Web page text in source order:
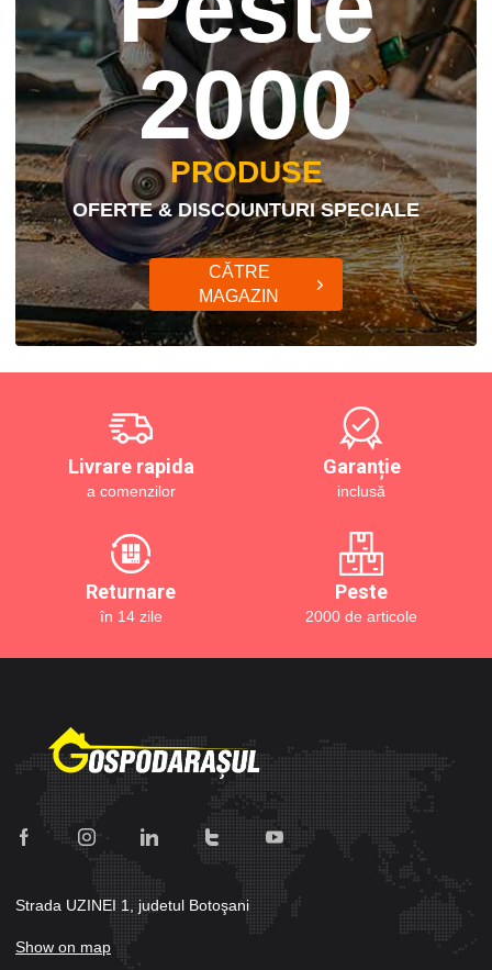
2000
PRODUSE
OFERTE & DISCOUNTURI SPECIALE
CĂTRE
MAGAZIN
Livrare rapida
a comenzilor
Garanție
inclusă
Returnare
în 14 zile
Peste
2000 de articole
Strada UZINEI 1, judetul Botoşani
Show on map